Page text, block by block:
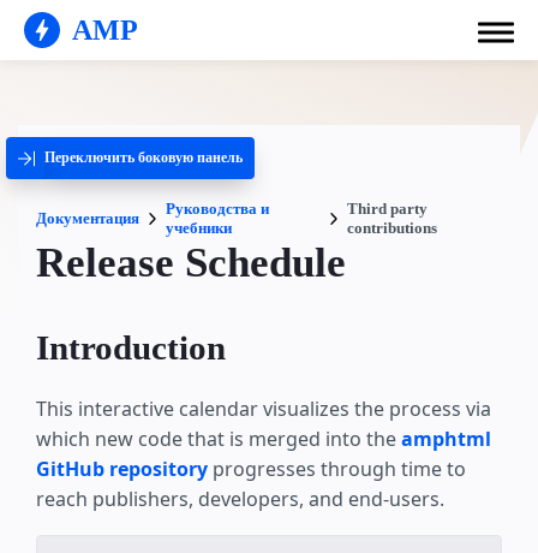
AMP
Переключить боковую панель
Документация
Руководства и
учебники
Third party
contributions
Release Schedule
Introduction
This interactive calendar visualizes the process via
which new code that is merged into theamphtml
GitHub repository progresses through time to
reach publishers, developers, and end-users.